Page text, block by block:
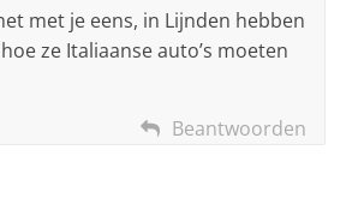
met je eens, in Lijnden hebben
ze Italiaanse auto’s moeten
Beantwoorden